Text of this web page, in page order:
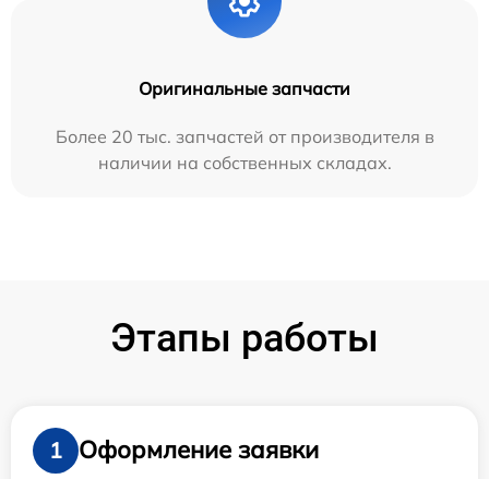
Оригинальные запчасти
Более 20 тыс. запчастей от производителя в
наличии на собственных складах.
Этапы работы
1
Оформление заявки